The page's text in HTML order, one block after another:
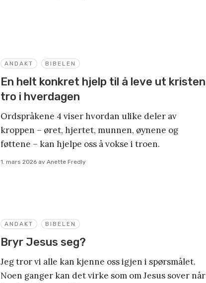
ANDAKT BIBELEN
En helt konkret hjelp til å leve ut kristen
tro i hverdagen
Ordspråkene 4 viser hvordan ulike deler av
kroppen – øret, hjertet, munnen, øynene og
føttene – kan hjelpe oss å vokse i troen.
1. mars 2026 av Anette Fredly
ANDAKT BIBELEN
Bryr Jesus seg?
Jeg tror vi alle kan kjenne oss igjen i spørsmålet.
Noen ganger kan det virke som om Jesus sover når